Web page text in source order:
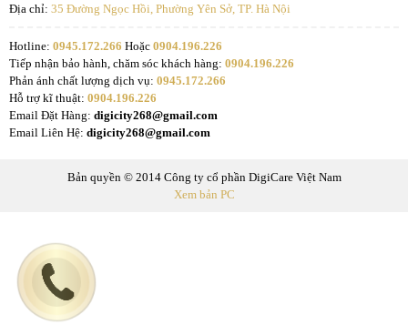
Địa chỉ: 35 Đường Ngọc Hồi, Phường Yên Sở, TP. Hà Nội
Hotline: 0945.172.266 Hoặc 0904.196.226
Tiếp nhận bảo hành, chăm sóc khách hàng: 0904.196.226
Phản ánh chất lượng dịch vụ: 0945.172.266
Hỗ trợ kĩ thuật: 0904.196.226
Email Đặt Hàng: digicity268@gmail.com
Email Liên Hệ: digicity268@gmail.com
Bản quyền © 2014 Công ty cổ phần DigiCare Việt Nam
Xem bản PC